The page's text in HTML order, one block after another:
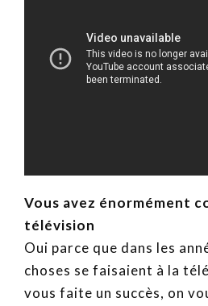
Vous avez énormément
télévision
Oui parce que dans les
choses se faisaient à la
vous faite un succès, on